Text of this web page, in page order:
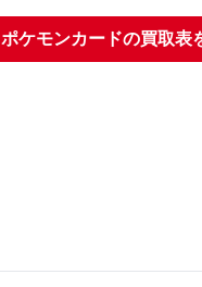
ポケモンカードの買取表